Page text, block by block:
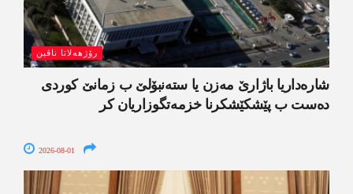
رۆژھەلاتا ناڤین
شارەداریا باژارێ مەزن یا ستەنبۆلێ ب زمانێ کوردی
دەست ب پێشکێشکرنا خزمەتگوزاریان کر
2026-08-01